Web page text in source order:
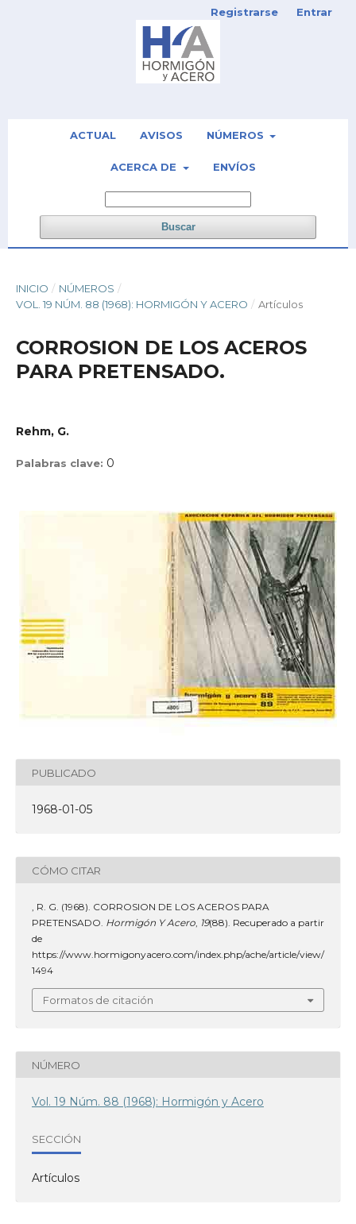
ACTUAL AVISOS NÚMEROS
ACERCA DE ENVÍOS
Buscar
Registrarse Entrar
INICIO / NÚMEROS /
VOL. 19 NÚM. 88 (1968): HORMIGÓN Y ACERO / Artículos
CORROSION DE LOS ACEROS
PARA PRETENSADO.
Rehm, G.
Palabras clave: 0
PUBLICADO
1968-01-05
CÓMO CITAR
, R. G. (1968). CORROSION DE LOS ACEROS PARA
PRETENSADO. Hormigón Y Acero, 19(88). Recuperado a partir
de
https://www.hormigonyacero.com/index.php/ache/article/view/
1494
Formatos de citación
NÚMERO
Vol. 19 Núm. 88 (1968): Hormigón y Acero
SECCIÓN
Artículos